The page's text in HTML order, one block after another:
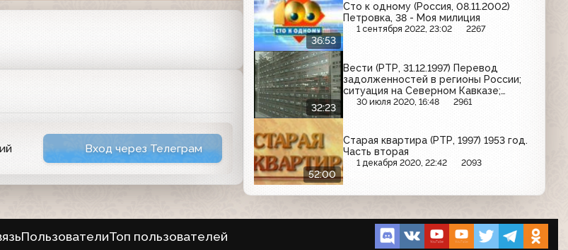
Вход через Телеграм
36:53
Сто к одному (Россия, 08.11.2002)
Петровка, 38 - Моя милиция
1 сентября 2022, 23:02 2267
32:23
Вести (РТР, 31.12.1997) Перевод
задолженностей в регионы России;
ситуация на Северном Кавказе;
захват заложников в тюрьме в
30 июля 2020, 16:48 2961
52:00
Старая квартира (РТР, 1997) 1953 год.
Часть вторая
1 декабря 2020, 22:42 2093
ПользователиТоп пользователей